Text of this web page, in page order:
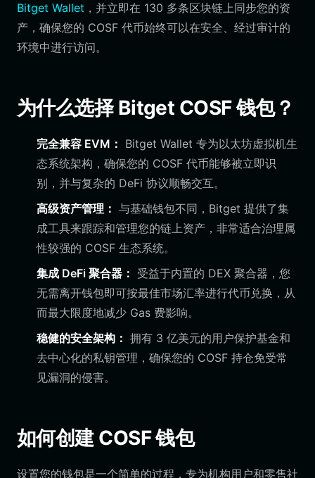
Bitget Wallet ，并立即在 130 多条区块链上同步您的资
产，确保您的 COSF 代币始终可以在安全、经过审计的
环境中进行访问。
为什么选择 Bitget COSF 钱包？
完全兼容 EVM： Bitget Wallet 专为以太坊虚拟机生
态系统架构，确保您的 COSF 代币能够被立即识
别，并与复杂的 DeFi 协议顺畅交互。
高级资产管理： 与基础钱包不同，Bitget 提供了集
成工具来跟踪和管理您的链上资产，非常适合治理属
性较强的 COSF 生态系统。
集成 DeFi 聚合器： 受益于内置的 DEX 聚合器，您
无需离开钱包即可按最佳市场汇率进行代币兑换，从
而最大限度地减少 Gas 费影响。
稳健的安全架构： 拥有 3 亿美元的用户保护基金和
去中心化的私钥管理，确保您的 COSF 持仓免受常
见漏洞的侵害。
如何创建 COSF 钱包
设置您的钱包是一个简单的过程，专为机构用户和零售社